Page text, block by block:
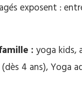
exposent :
: yoga kids,
4 ans), Yoga